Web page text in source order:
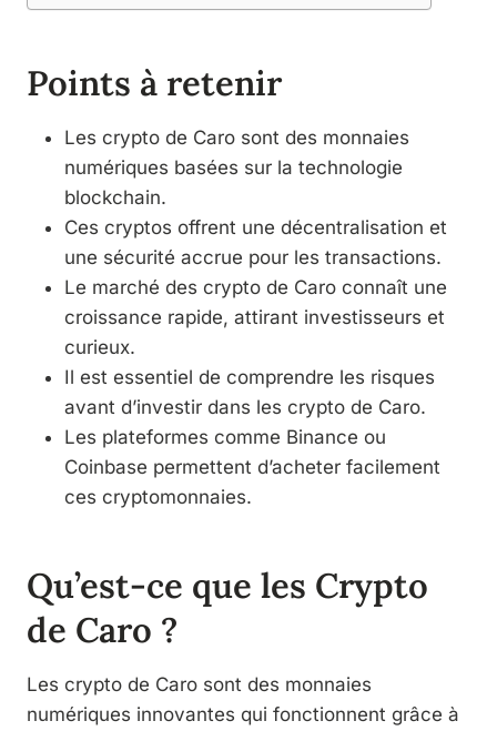
Points à retenir
Les crypto de Caro sont des monnaies
numériques basées sur la technologie
blockchain.
Ces cryptos offrent une décentralisation et
une sécurité accrue pour les transactions.
Le marché des crypto de Caro connaît une
croissance rapide, attirant investisseurs et
curieux.
Il est essentiel de comprendre les risques
avant d’investir dans les crypto de Caro.
Les plateformes comme Binance ou
Coinbase permettent d’acheter facilement
ces cryptomonnaies.
Qu’est-ce que les Crypto
de Caro ?
Les crypto de Caro sont des monnaies
numériques innovantes qui fonctionnent grâce à